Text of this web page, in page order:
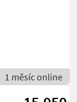
1 měsíc online